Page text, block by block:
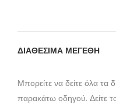
ΔΙΑΘΕΣΙΜΑ ΜΕΓΕΘΗ
Μπορείτε να δείτε όλα τα
παρακάτω οδηγού. Δείτε